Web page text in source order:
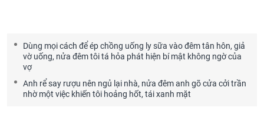
Dùng mọi cách để ép chồng uống ly sữa vào đêm tân hôn, giả
vờ uống, nửa đêm tôi tá hỏa phát hiện bí mật không ngờ của
vợ
Anh rể say rượu nên ngủ lại nhà, nửa đêm anh gõ cửa cởi trần
nhờ một việc khiến tôi hoảng hốt, tái xanh mặt